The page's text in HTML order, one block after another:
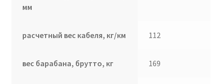
мм
расчетный вес кабеля, кг/км 112
вес барабана, брутто, кг 169